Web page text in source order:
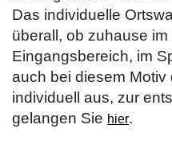
Das individuelle
überall, ob zuhause
Eingangsbereich, im
auch bei diesem
individuell aus, zur
gelangen Sie hier.